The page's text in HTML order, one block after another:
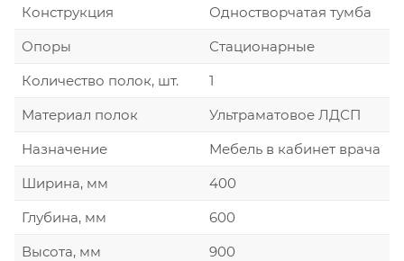
Конструкция
Одностворчатая тумба
Опоры
Стационарные
Количество полок, шт.
1
Материал полок
Ультраматовое ЛДСП
Назначение
Мебель в кабинет врача
Ширина, мм
400
Глубина, мм
600
Высота, мм
900